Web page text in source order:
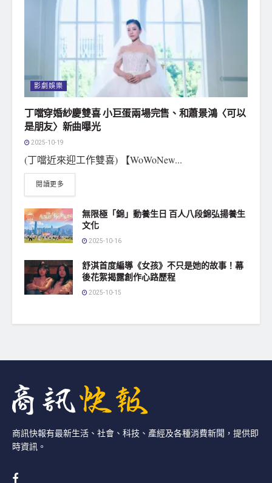
影劇娛樂
丁噹穿婚紗慶雙喜 小巨蛋兩場完售、和蕭景鴻〈可以
是朋友〉新曲曝光
2025-10-19
(丁噹近來迎工作雙喜) 【WoWoNew...
閱讀更多
無限極「錦」動養生日 百人八段錦弘揚養生
文化
2025-10-16
舒淇首度編導《女孩》不只是她的故事！幕
後花絮揭露創作心路歷程
2025-10-15
商訊快報有最新生活、社會、科技、產經及各種消費新聞，提供即
時資訊。